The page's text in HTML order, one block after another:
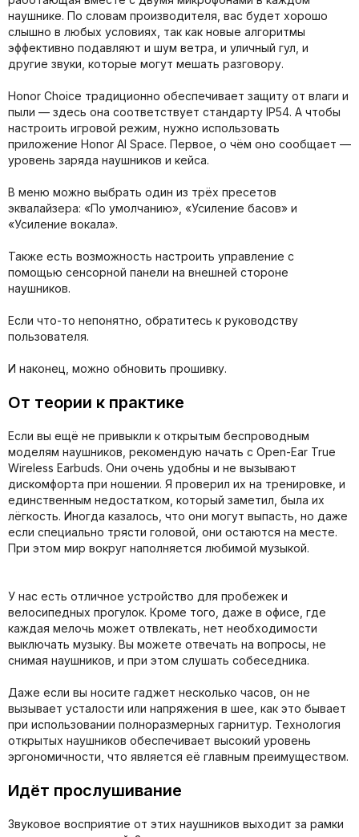
наушнике. По словам производителя, вас будет хорошо
слышно в любых условиях, так как новые алгоритмы
эффективно подавляют и шум ветра, и уличный гул, и
другие звуки, которые могут мешать разговору.
Honor Choice традиционно обеспечивает защиту от влаги и
пыли — здесь она соответствует стандарту IP54. А чтобы
настроить игровой режим, нужно использовать
приложение Honor AI Space. Первое, о чём оно сообщает —
уровень заряда наушников и кейса.
В меню можно выбрать один из трёх пресетов
эквалайзера: «По умолчанию», «Усиление басов» и
«Усиление вокала».
Также есть возможность настроить управление с
помощью сенсорной панели на внешней стороне
наушников.
Если что-то непонятно, обратитесь к руководству
пользователя.
И наконец, можно обновить прошивку.
От теории к практике
Если вы ещё не привыкли к открытым беспроводным
моделям наушников, рекомендую начать с Open-Ear True
Wireless Earbuds. Они очень удобны и не вызывают
дискомфорта при ношении. Я проверил их на тренировке, и
единственным недостатком, который заметил, была их
лёгкость. Иногда казалось, что они могут выпасть, но даже
если специально трясти головой, они остаются на месте.
При этом мир вокруг наполняется любимой музыкой.
У нас есть отличное устройство для пробежек и
велосипедных прогулок. Кроме того, даже в офисе, где
каждая мелочь может отвлекать, нет необходимости
выключать музыку. Вы можете отвечать на вопросы, не
снимая наушников, и при этом слушать собеседника.
Даже если вы носите гаджет несколько часов, он не
вызывает усталости или напряжения в шее, как это бывает
при использовании полноразмерных гарнитур. Технология
открытых наушников обеспечивает высокий уровень
эргономичности, что является её главным преимуществом.
Идёт прослушивание
Звуковое восприятие от этих наушников выходит за рамки